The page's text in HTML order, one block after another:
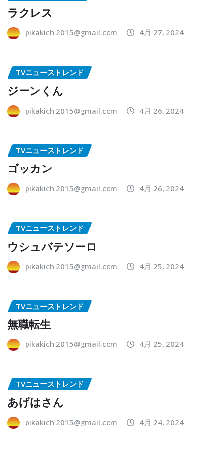
ラクレス
pikakichi2015@gmail.com 4月 27, 2024
TVニューストレンド
ジーンくん
pikakichi2015@gmail.com 4月 26, 2024
TVニューストレンド
ゴッカン
pikakichi2015@gmail.com 4月 26, 2024
TVニューストレンド
ウシュバテソーロ
pikakichi2015@gmail.com 4月 25, 2024
TVニューストレンド
無職転生
pikakichi2015@gmail.com 4月 25, 2024
TVニューストレンド
あげはさん
pikakichi2015@gmail.com 4月 24, 2024